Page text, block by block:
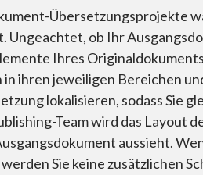
Übersetzungsprojekte
ob Ihr
Ihres
ihren jeweiligen Bereichen
lokalisieren, sodass Sie
Team wird das Layout
aussieht.
Sie keine zusätzlichen